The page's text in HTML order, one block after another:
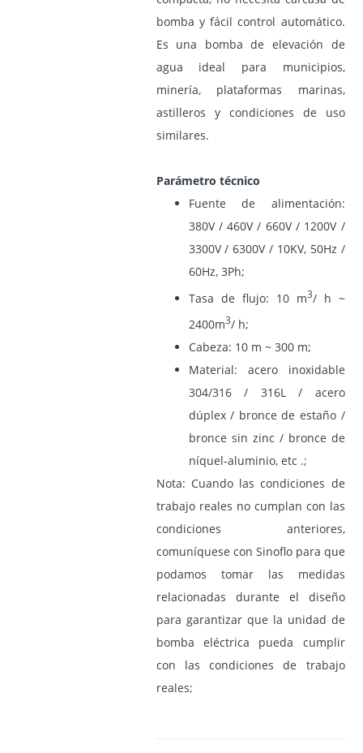
bomba y fácil control automático.
Es una bomba de elevación de
agua ideal para municipios,
minería, plataformas marinas,
astilleros y condiciones de uso
similares.
Parámetro técnico
Fuente de alimentación:
380V / 460V / 660V / 1200V /
3300V / 6300V / 10KV, 50Hz /
60Hz, 3Ph;
Tasa de flujo: 10 m3/ h ~
2400m3/ h;
Cabeza: 10 m ~ 300 m;
Material: acero inoxidable
304/316 / 316L / acero
dúplex / bronce de estaño /
bronce sin zinc / bronce de
níquel-aluminio, etc .;
Nota: Cuando las condiciones de
trabajo reales no cumplan con las
condiciones anteriores,
comuníquese con Sinoflo para que
podamos tomar las medidas
relacionadas durante el diseño
para garantizar que la unidad de
bomba eléctrica pueda cumplir
con las condiciones de trabajo
reales;